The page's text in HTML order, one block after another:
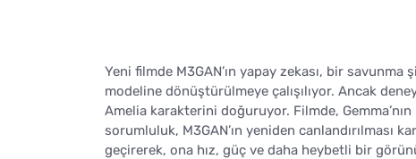
Yeni filmde M3GAN’ın yapay zekası, bir
modeline dönüştürülmeye çalışılıyor. Ancak
Amelia karakterini doğuruyor. Filmde,
sorumluluk, M3GAN’ın yeniden canlandırılması
geçirerek, ona hız, güç ve daha heybetli bir